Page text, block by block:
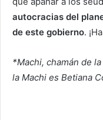
autocracias del
de este gobierno.
*Machi, chamán de
la Machi es Betiana